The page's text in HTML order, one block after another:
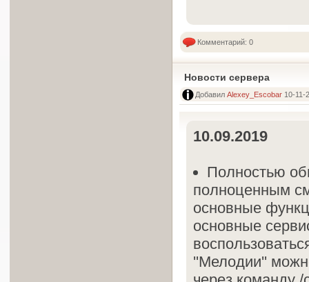
Комментарий: 0
Новости сервера
Добавил Alexey_Escobar 10-11-
10.09.2019
Полностью
полноценным
основные
основные
''Мелодии''